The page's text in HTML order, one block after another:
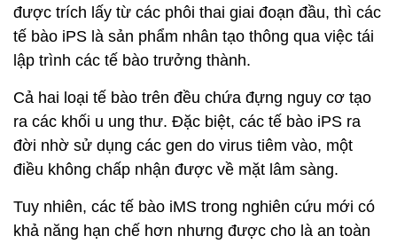
được trích lấy từ các phôi thai giai đoạn đầu, thì các
tế bào iPS là sản phẩm nhân tạo thông qua việc tái
lập trình các tế bào trưởng thành.
Cả hai loại tế bào trên đều chứa đựng nguy cơ tạo
ra các khối u ung thư. Đặc biệt, các tế bào iPS ra
đời nhờ sử dụng các gen do virus tiêm vào, một
điều không chấp nhận được về mặt lâm sàng.
Tuy nhiên, các tế bào iMS trong nghiên cứu mới có
khả năng hạn chế hơn nhưng được cho là an toàn